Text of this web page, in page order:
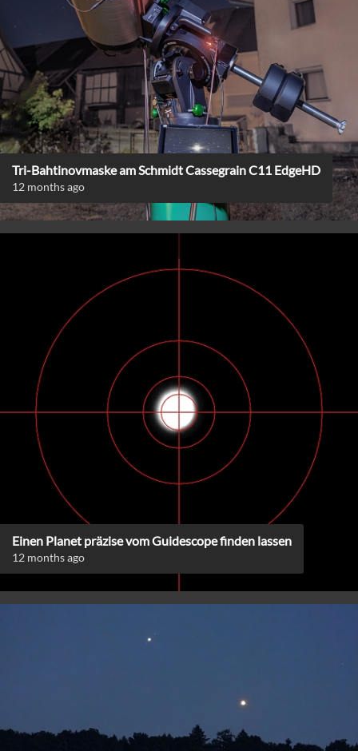
Tri-Bahtinovmaske am Schmidt Cassegrain C11 EdgeHD
12 months ago
Einen Planet präzise vom Guidescope finden lassen
12 months ago